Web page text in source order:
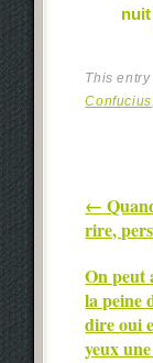
This
Confucius
←
rire,
On peut
la peine
dire oui
yeux